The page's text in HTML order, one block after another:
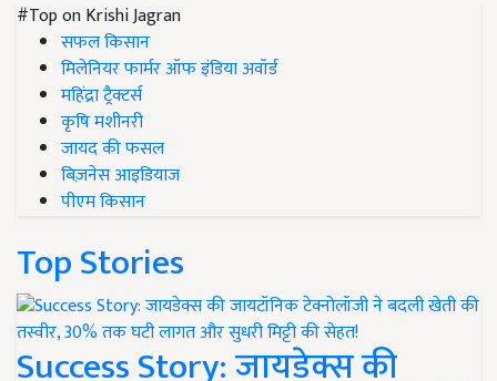
#Top on Krishi Jagran
सफल किसान
मिलेनियर फार्मर ऑफ इंडिया अवॉर्ड
महिंद्रा ट्रैक्टर्स
कृषि मशीनरी
जायद की फसल
बिज़नेस आइडियाज
पीएम किसान
Top Stories
Success Story: जायडेक्स की